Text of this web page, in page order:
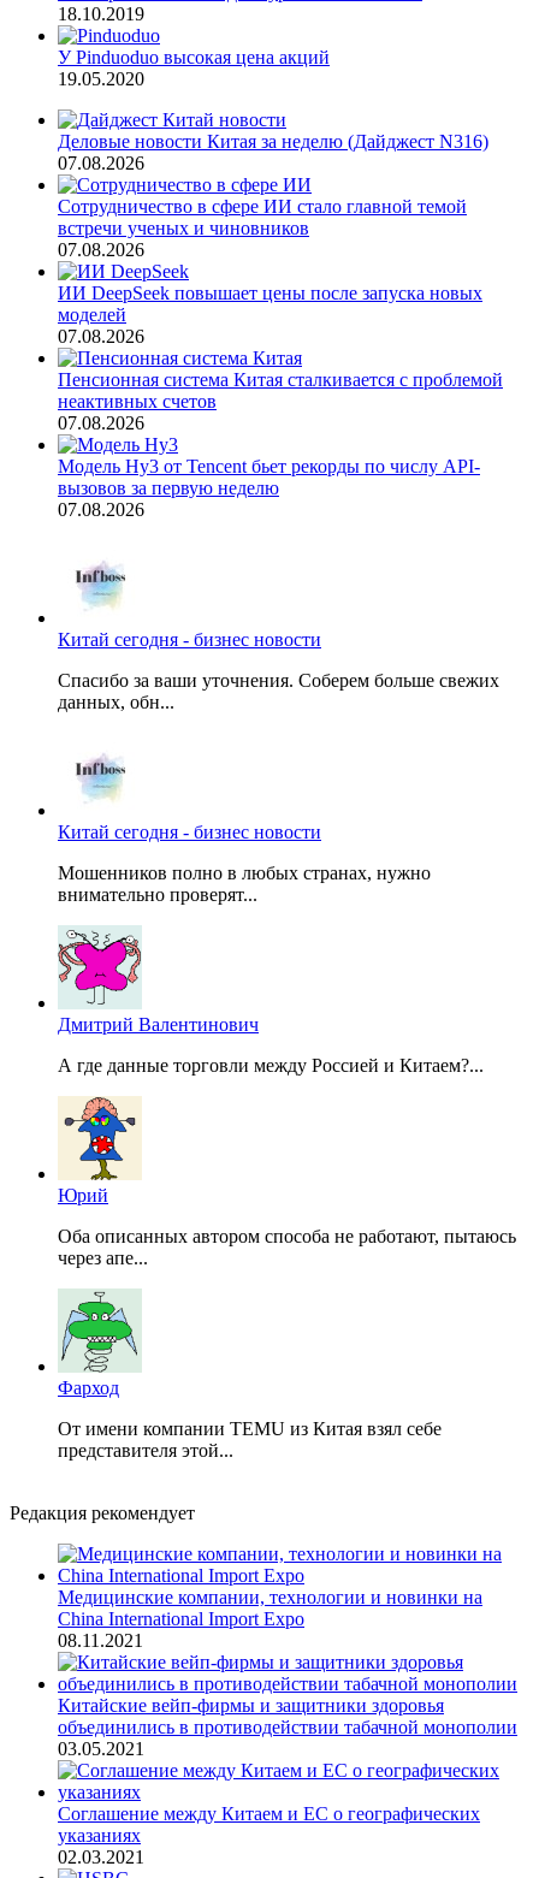
18.10.2019
У Pinduoduo высокая цена акций
19.05.2020
Деловые новости Китая за неделю (Дайджест N316)
07.08.2026
Сотрудничество в сфере ИИ стало главной темой
встречи ученых и чиновников
07.08.2026
ИИ DeepSeek повышает цены после запуска новых
моделей
07.08.2026
Пенсионная система Китая сталкивается с проблемой
неактивных счетов
07.08.2026
Модель Hy3 от Tencent бьет рекорды по числу API-
вызовов за первую неделю
07.08.2026
Китай сегодня - бизнес новости
Спасибо за ваши уточнения. Соберем больше свежих
данных, обн...
Китай сегодня - бизнес новости
Мошенников полно в любых странах, нужно
внимательно проверят...
Дмитрий Валентинович
А где данные торговли между Россией и Китаем?...
Юрий
Оба описанных автором способа не работают, пытаюсь
через апе...
Фарход
От имени компании TEMU из Китая взял себе
представителя этой...
Редакция рекомендует
Медицинские компании, технологии и новинки на
China International Import Expo
08.11.2021
Китайские вейп-фирмы и защитники здоровья
объединились в противодействии табачной монополии
03.05.2021
Соглашение между Китаем и ЕС о географических
указаниях
02.03.2021